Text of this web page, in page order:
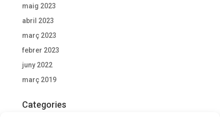
maig 2023
abril 2023
març 2023
febrer 2023
juny 2022
març 2019
Categories